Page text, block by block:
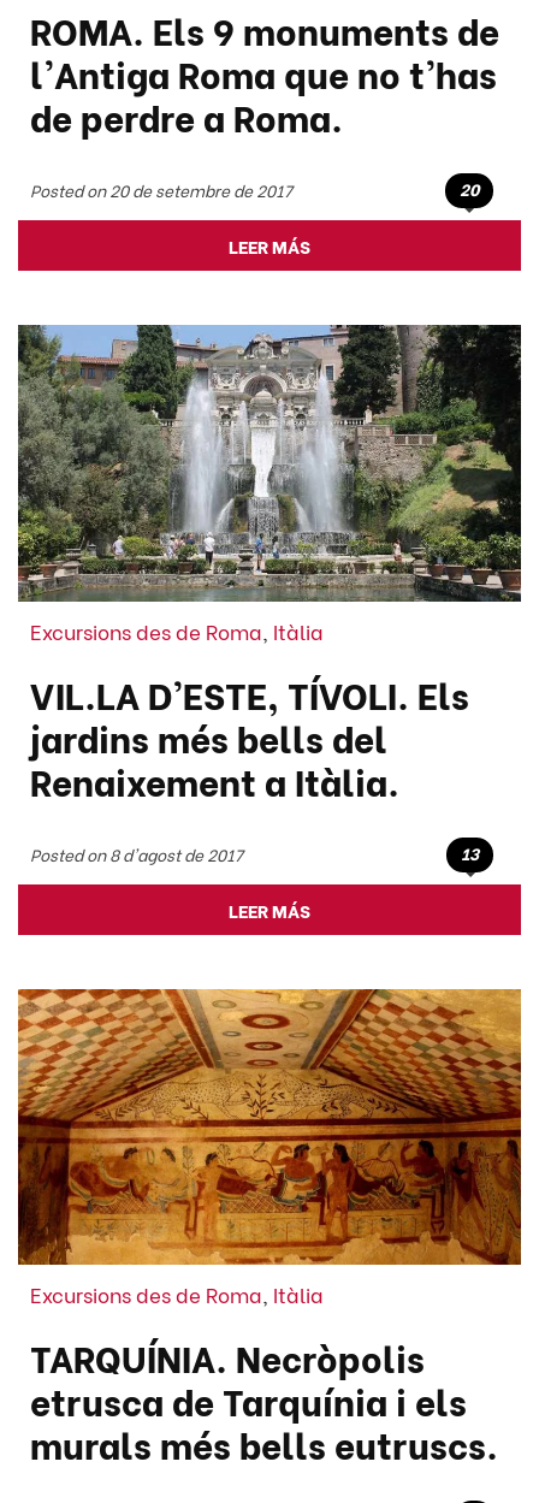
ROMA. Els 9 monuments de
l'Antiga Roma que no t'has
de perdre a Roma.
Posted on 20 de setembre de 2017 20
LEER MÁS
Excursions des de Roma Itàlia
VIL.LA D'ESTE, TÍVOLI. Els
jardins més bells del
Renaixement a Itàlia.
Posted on 8 d'agost de 2017 13
LEER MÁS
Excursions des de Roma, Itàlia
TARQUÍNIA. Necròpolis
etrusca de Tarquínia i els
murals més bells eutruscs.